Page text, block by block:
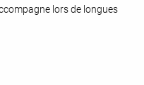
lors de longues